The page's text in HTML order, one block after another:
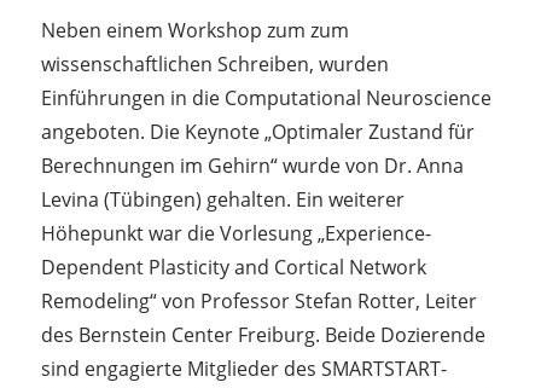
Neben einem Workshop zum zum
wissenschaftlichen Schreiben, wurden
Einführungen in die Computational Neuroscience
angeboten. Die Keynote „Optimaler Zustand für
Berechnungen im Gehirn“ wurde von Dr. Anna
Levina (Tübingen) gehalten. Ein weiterer
Höhepunkt war die Vorlesung „Experience-
Dependent Plasticity and Cortical Network
Remodeling“ von Professor Stefan Rotter, Leiter
des Bernstein Center Freiburg. Beide Dozierende
sind engagierte Mitglieder des SMARTSTART-